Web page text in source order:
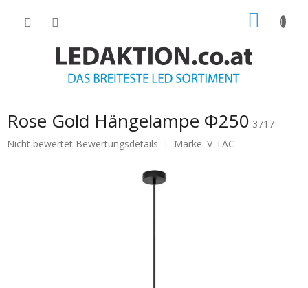
Rose Gold Hängelampe Ф250 3717
Die
Nicht bewertet Bewertungsdetails Marke: V-TAC